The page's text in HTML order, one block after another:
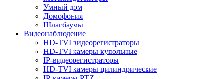
Умный дом
Домофония
Шлагбаумы
Видеонаблюдение
HD-TVI видеорегистраторы
HD-TVI камеры купольные
IP-видеорегистраторы
HD-TVI камеры цилиндрические